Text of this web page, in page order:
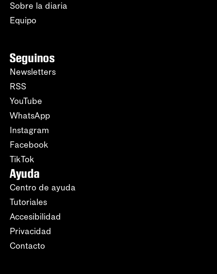
Sobre la diaria
Equipo
Seguinos
Newsletters
RSS
YouTube
WhatsApp
Instagram
Facebook
TikTok
Ayuda
Centro de ayuda
Tutoriales
Accesibilidad
Privacidad
Contacto